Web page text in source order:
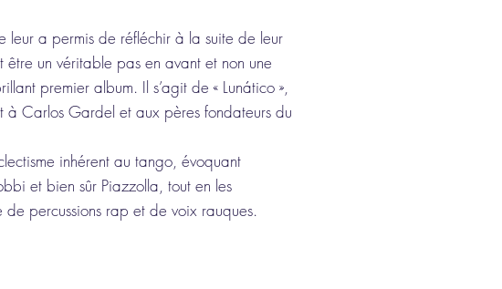
leur a permis de réfléchir à la suite de leur
un véritable pas en avant et non une
premier album. Il s’agit de « Lunático »,
à Carlos Gardel et aux pères fondateurs du
inhérent au tango, évoquant
et bien sûr Piazzolla, tout en les
de percussions rap et de voix rauques.